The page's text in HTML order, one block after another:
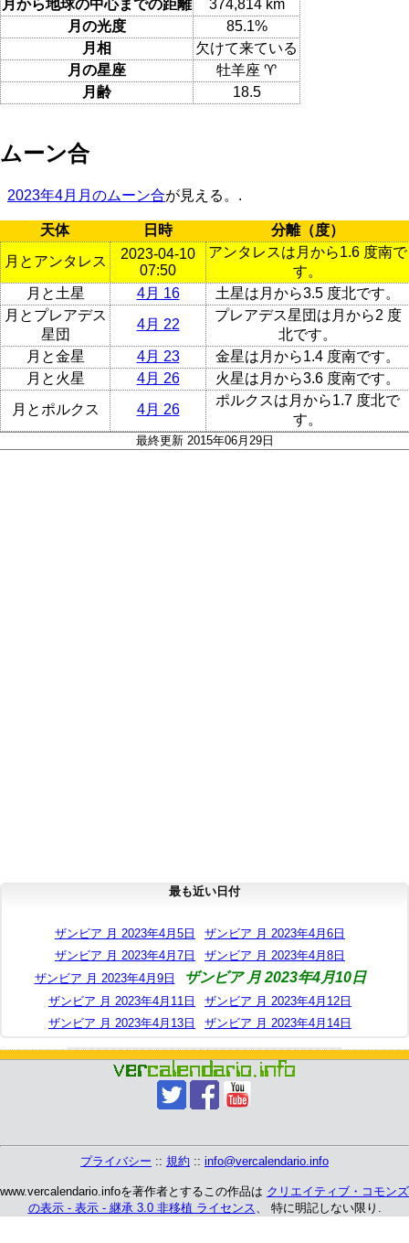
月から地球の中心までの距離
374,814 km
月の光度
85.1%
月相
欠けて来ている
月の星座
牡羊座 ♈
月齢
18.5
ムーン合
2023年4月月のムーン合が見える。.
天体 日時
分離（度）
月とアンタレス
2023-04-10
07:50
アンタレスは月から1.6 度南で
す。
月と土星
4月 16
土星は月から3.5 度北です。
月とプレアデス
星団
4月 22
プレアデス星団は月から2 度
北です。
月と金星
4月 23
金星は月から1.4 度南です。
月と火星
4月 26
火星は月から3.6 度南です。
月とポルクス
4月 26
ポルクスは月から1.7 度北で
す。
最終更新 2015年06月29日
最も近い日付
ザンビア 月 2023年4月5日
ザンビア 月 2023年4月6日
ザンビア 月 2023年4月7日
ザンビア 月 2023年4月8日
ザンビア 月 2023年4月9日
ザンビア 月 2023年4月10日
ザンビア 月 2023年4月11日
ザンビア 月 2023年4月12日
ザンビア 月 2023年4月13日
ザンビア 月 2023年4月14日
プライバシー :: 規約 :: info@vercalendario.info
www.vercalendario.infoを著作者とするこの作品は クリエイティブ・コモンズ
の表示 - 表示 - 継承 3.0 非移植 ライセンス 、 特に明記しない限り.